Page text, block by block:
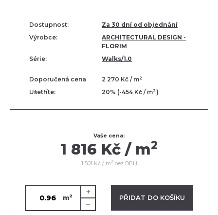
Dostupnost:
Za 30 dní od objednání
Výrobce:
ARCHITECTURAL DESIGN -
FLORIM
Série:
Walks/1.0
Doporučená cena 2 270 Kč / m2
Ušetříte: 20% (-454 Kč / m2)
Vaše cena:
1 816 Kč / m2
1 501 Kč / m2bez DPH
m2
VLOŽENO V KOŠÍKU PŘIDAT DO KOŠÍKU